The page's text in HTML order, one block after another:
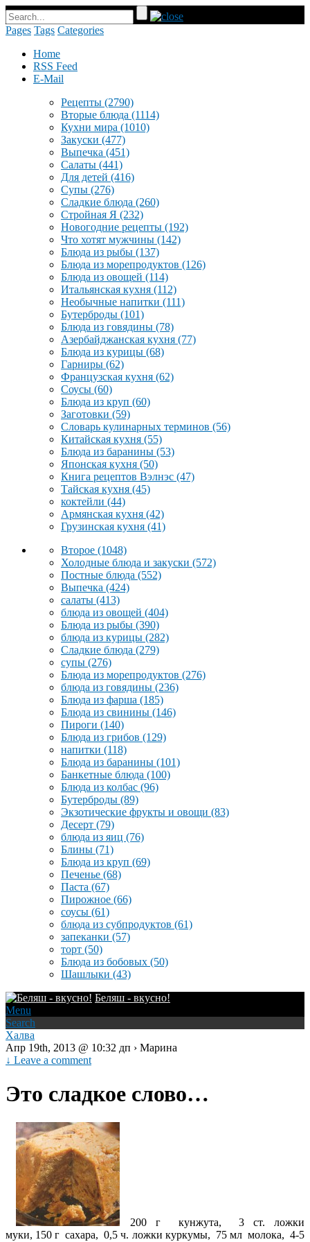
Pages Tags Categories
Home
RSS Feed
E-Mail
Рецепты (2790)
Вторые блюда (1114)
Кухни мира (1010)
Закуски (477)
Выпечка (451)
Салаты (441)
Для детей (416)
Супы (276)
Сладкие блюда (260)
Стройная Я (232)
Новогодние рецепты (192)
Что хотят мужчины (142)
Блюда из рыбы (137)
Блюда из морепродуктов (126)
Блюда из овощей (114)
Итальянская кухня (112)
Необычные напитки (111)
Бутерброды (101)
Блюда из говядины (78)
Азербайджанская кухня (77)
Блюда из курицы (68)
Гарниры (62)
Французская кухня (62)
Соусы (60)
Блюда из круп (60)
Заготовки (59)
Словарь кулинарных терминов (56)
Китайская кухня (55)
Блюда из баранины (53)
Японская кухня (50)
Книга рецептов Вэлнэс (47)
Тайская кухня (45)
коктейли (44)
Армянская кухня (42)
Грузинская кухня (41)
Второе (1048)
Холодные блюда и закуски (572)
Постные блюда (552)
Выпечка (424)
салаты (413)
блюда из овощей (404)
Блюда из рыбы (390)
блюда из курицы (282)
Сладкие блюда (279)
супы (276)
Блюда из морепродуктов (276)
блюда из говядины (236)
Блюда из фарша (185)
Блюда из свинины (146)
Пироги (140)
Блюда из грибов (129)
напитки (118)
Блюда из баранины (101)
Банкетные блюда (100)
Блюда из колбас (96)
Бутерброды (89)
Экзотические фрукты и овощи (83)
Десерт (79)
блюда из яиц (76)
Блины (71)
Блюда из круп (69)
Печенье (68)
Паста (67)
Пирожное (66)
соусы (61)
блюда из субпродуктов (61)
запеканки (57)
торт (50)
Блюда из бобовых (50)
Шашлыки (43)
Беляш - вкусно!
Menu
Search
Халва
Апр 19th, 2013 @ 10:32 дп › Марина
↓ Leave a comment
Это сладкое слово…
200 г кунжута, 3 ст. ложки
муки, 150 г сахара, 0,5 ч. ложки куркумы, 75 мл молока, 4-5